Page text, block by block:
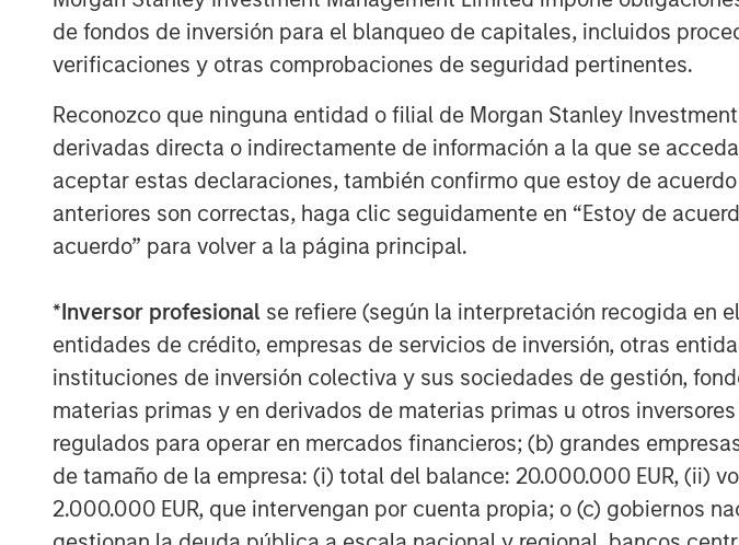
de fondos de inversión para el blanqueo de capitales, incluidos
verificaciones y otras comprobaciones de seguridad pertinentes.
Reconozco que ninguna entidad o filial de Morgan Stanley
derivadas directa o indirectamente de información a la que se
aceptar estas declaraciones, también confirmo que estoy de
anteriores son correctas, haga clic seguidamente en “Estoy de
acuerdo” para volver a la página principal.
*Inversor profesional se refiere (según la interpretación recogida en
entidades de crédito, empresas de servicios de inversión, otras
instituciones de inversión colectiva y sus sociedades de gestión,
materias primas y en derivados de materias primas u otros
regulados para operar en mercados financieros; (b) grandes
de tamaño de la empresa: (i) total del balance: 20.000.000 EUR, (ii)
2.000.000 EUR, que intervengan por cuenta propia; o (c) gobiernos
in the Appalachian Basin."
Dr. Harmon added, "Given the strength and success of our
them in the development of our existing assets and the expansion of
business throughout the Appalachian Basin."
This transaction represents Morgan Stanley Private Equity's fifth
since May 2007.
About Morgan Stanley Private Equity
Morgan Stanley Private Equity, part of Morgan Stanley Investment
Management's Merchant Banking Division, makes private equity and
related investments on a global basis. Morgan Stanley Private Equity
Morgan Stanley's vast resources, including the Firm's global
relationships with leading corporate management teams and
sponsors, to source attractive opportunities for its investment